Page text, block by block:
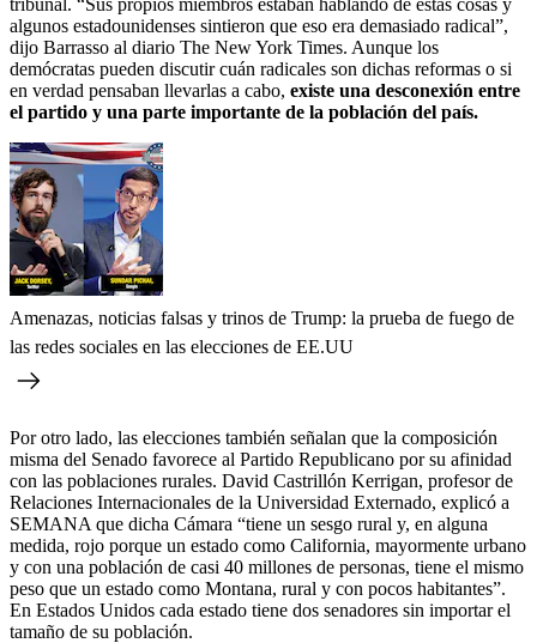
algunos estadounidenses sintieron que eso era demasiado radical”,
dijo Barrasso al diario The New York Times. Aunque los
demócratas pueden discutir cuán radicales son dichas reformas o si
en verdad pensaban llevarlas a cabo, existe una desconexión entre
el partido y una parte importante de la población del país.
Amenazas, noticias falsas y trinos de Trump: la prueba de fuego de
las redes sociales en las elecciones de EE.UU
Por otro lado, las elecciones también señalan que la composición
misma del Senado favorece al Partido Republicano por su afinidad
con las poblaciones rurales. David Castrillón Kerrigan, profesor de
Relaciones Internacionales de la Universidad Externado, explicó a
SEMANA que dicha Cámara “tiene un sesgo rural y, en alguna
medida, rojo porque un estado como California, mayormente urbano
y con una población de casi 40 millones de personas, tiene el mismo
peso que un estado como Montana, rural y con pocos habitantes”.
En Estados Unidos cada estado tiene dos senadores sin importar el
tamaño de su población.